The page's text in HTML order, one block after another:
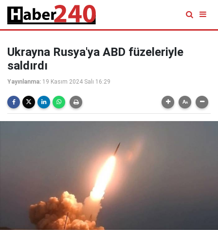
Ukrayna Rusya'ya ABD füzeleriyle
saldırdı
Yayınlanma: 19 Kasım 2024 Salı 16:29